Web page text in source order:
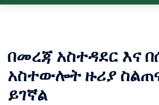
በመረጃ አስተዳደር እና
አስተውሎት ዙሪያ
ይገኛል